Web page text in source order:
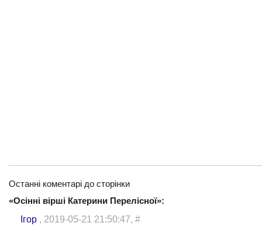
Останні коментарі до сторінки
«Осінні вірші Катерини Перелісної»:
Ігор , 2019-05-21 21:50:47, #